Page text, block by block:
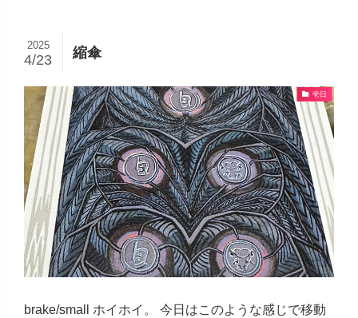
縮傘
2025
4/23
壱日
brake/small ホイホイ。 今日はこのような感じで移動